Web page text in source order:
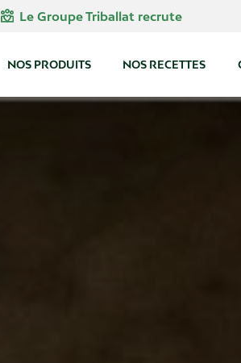
diversity_4 Le Groupe Triballat recrute
NOS PRODUITS NOS RECETTES